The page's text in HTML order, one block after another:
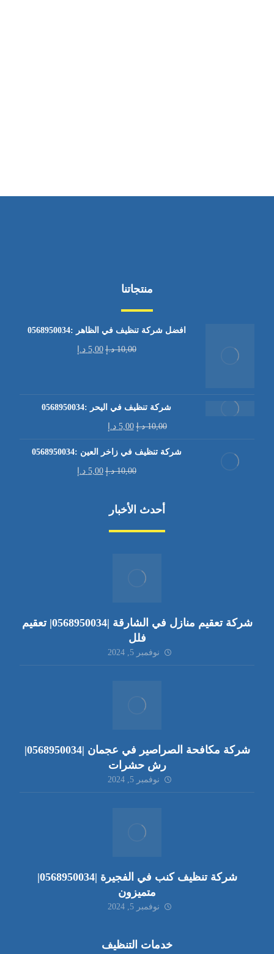
منتجاتنا
افضل شركة تنظيف في الظاهر :0568950034
10,00 د.إ 5,00 د.إ
شركة تنظيف في اليحر :0568950034
10,00 د.إ 5,00 د.إ
شركة تنظيف في زاخر العين :0568950034
10,00 د.إ 5,00 د.إ
أحدث الأخبار
شركة تعقيم منازل في الشارقة |0568950034| تعقيم
فلل
نوفمبر 5, 2024
شركة مكافحة الصراصير في عجمان |0568950034|
رش حشرات
نوفمبر 5, 2024
شركة تنظيف كنب في الفجيرة |0568950034|
متميزون
نوفمبر 5, 2024
خدمات التنظيف